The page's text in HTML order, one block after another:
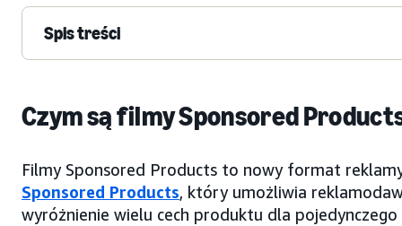
Spis treści
Czym są filmy Sponsored
Filmy Sponsored Products to nowy format
Sponsored Products, który umożliwia
wyróżnienie wielu cech produktu dla pojedynczego